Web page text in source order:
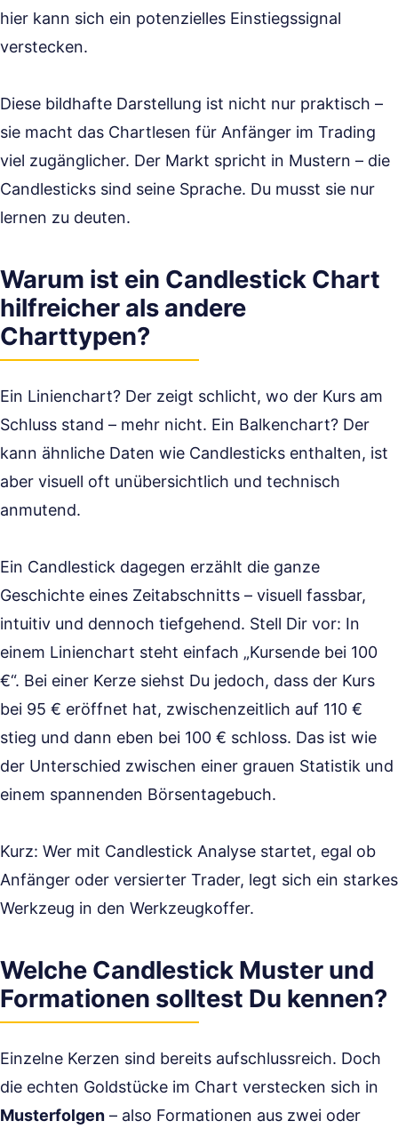
hier kann sich ein potenzielles Einstiegssignal
verstecken.
Diese bildhafte Darstellung ist nicht nur praktisch –
sie macht das Chartlesen für Anfänger im Trading
viel zugänglicher. Der Markt spricht in Mustern – die
Candlesticks sind seine Sprache. Du musst sie nur
lernen zu deuten.
Warum ist ein Candlestick Chart
hilfreicher als andere
Charttypen?
Ein Linienchart? Der zeigt schlicht, wo der Kurs am
Schluss stand – mehr nicht. Ein Balkenchart? Der
kann ähnliche Daten wie Candlesticks enthalten, ist
aber visuell oft unübersichtlich und technisch
anmutend.
Ein Candlestick dagegen erzählt die ganze
Geschichte eines Zeitabschnitts – visuell fassbar,
intuitiv und dennoch tiefgehend. Stell Dir vor: In
einem Linienchart steht einfach „Kursende bei 100
€“. Bei einer Kerze siehst Du jedoch, dass der Kurs
bei 95 € eröffnet hat, zwischenzeitlich auf 110 €
stieg und dann eben bei 100 € schloss. Das ist wie
der Unterschied zwischen einer grauen Statistik und
einem spannenden Börsentagebuch.
Kurz: Wer mit Candlestick Analyse startet, egal ob
Anfänger oder versierter Trader, legt sich ein starkes
Werkzeug in den Werkzeugkoffer.
Welche Candlestick Muster und
Formationen solltest Du kennen?
Einzelne Kerzen sind bereits aufschlussreich. Doch
die echten Goldstücke im Chart verstecken sich in
Musterfolgen – also Formationen aus zwei oder